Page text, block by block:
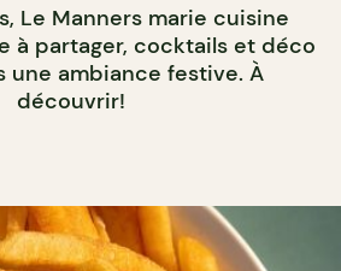
Le Manners marie cuisine
à partager, cocktails et déco
une ambiance festive. À
découvrir!